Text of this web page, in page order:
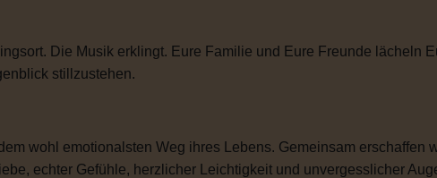
Die Musik erklingt. Eure Familie und Eure Freunde lächeln
stillzustehen.
wohl emotionalsten Weg ihres Lebens. Gemeinsam erschaffen
echter Gefühle, herzlicher Leichtigkeit und unvergesslicher